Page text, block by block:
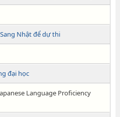
Nhật để dự thi
đại học
Language Proficiency